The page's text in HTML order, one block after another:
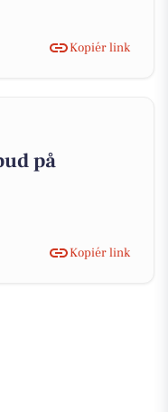
Kopiér link
på
Kopiér link